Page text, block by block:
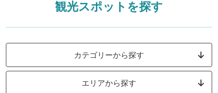
観光スポットを探す
カテゴリーから探す
エリアから探す